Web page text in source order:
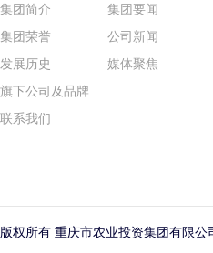
集团简介
集团荣誉
发展历史
旗下公司及品牌
联系我们
集团要闻
公司新闻
媒体聚焦
版权所有 重庆市农业投资集团有限